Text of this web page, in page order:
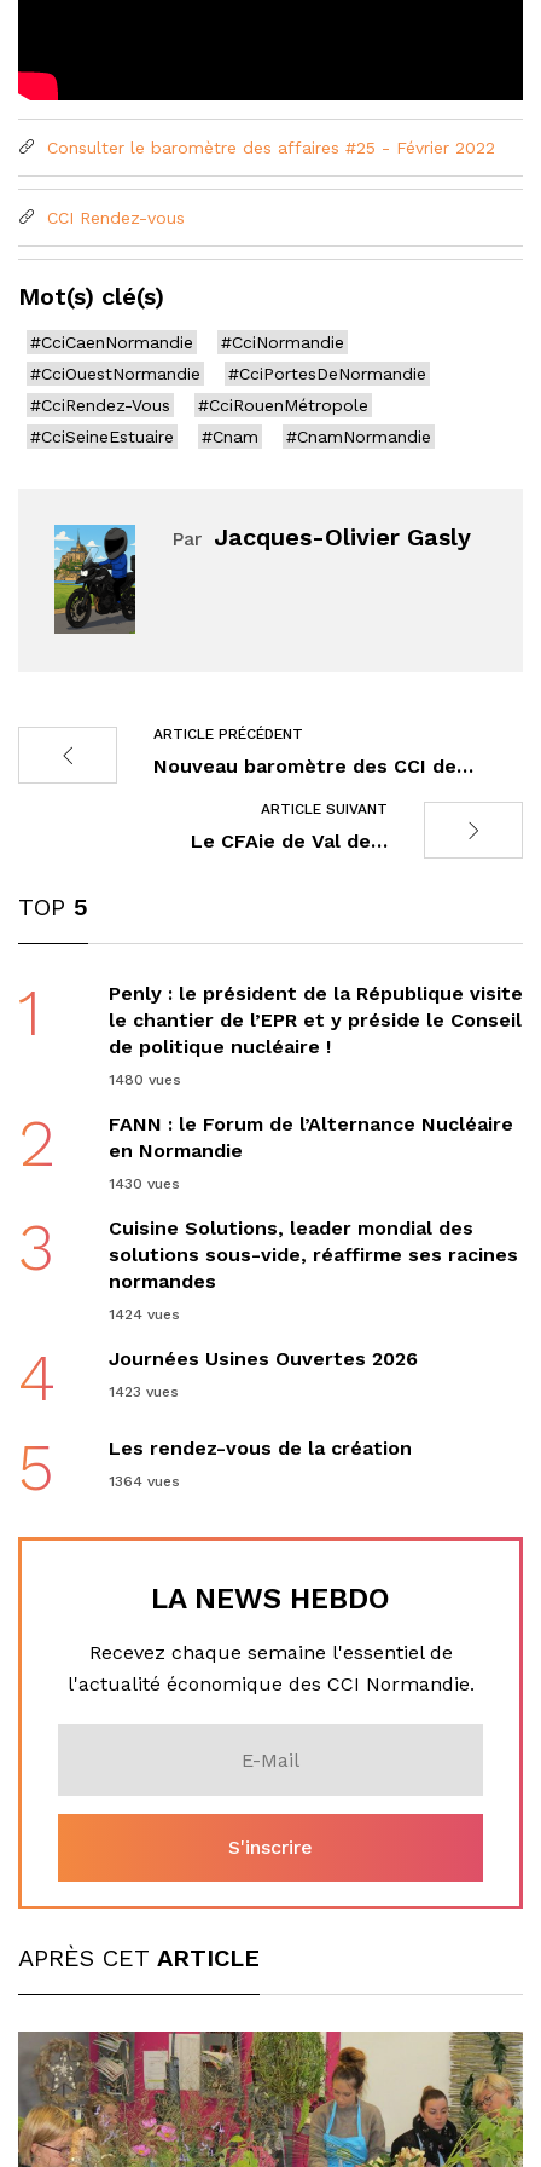
Consulter le baromètre des affaires #25 - Février 2022
CCI Rendez-vous
Mot(s) clé(s)
#CciCaenNormandie
#CciNormandie
#CciOuestNormandie
#CciPortesDeNormandie
#CciRendez-Vous
#CciRouenMétropole
#CciSeineEstuaire
#Cnam #CnamNormandie
Par Jacques-Olivier Gasly
ARTICLE PRÉCÉDENT
Nouveau baromètre des CCI de…
ARTICLE SUIVANT
Le CFAie de Val de…
TOP 5
1
Penly : le président de la République visite
le chantier de l’EPR et y préside le Conseil
de politique nucléaire !
1480 vues
2
FANN : le Forum de l’Alternance Nucléaire
en Normandie
1430 vues
3
Cuisine Solutions, leader mondial des
solutions sous-vide, réaffirme ses racines
normandes
1424 vues
4 Journées Usines Ouvertes 2026
1423 vues
5 Les rendez-vous de la création
1364 vues
LA NEWS HEBDO
Recevez chaque semaine l'essentiel de
l'actualité économique des CCI Normandie.
APRÈS CET ARTICLE